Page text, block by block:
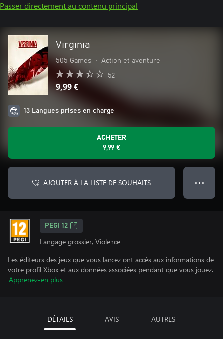
Passer directement au contenu principal
Virginia
505 Games • Action et aventure
52
9,99 €
13 Langues prises en charge
ACHETER
9,99 €
AJOUTER À LA LISTE DE SOUHAITS ● ● ●
PEGI 12
Langage grossier, Violence
Les éditeurs des jeux que vous lancez ont accès aux informations de
votre profil Xbox et aux données associées pendant que vous jouez.
Apprenez-en plus
DÉTAILS AVIS AUTRES